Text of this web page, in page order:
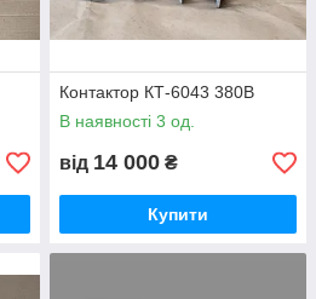
Контактор КТ-6043 380В
В наявності 3 од.
від 14 000 ₴
Купити